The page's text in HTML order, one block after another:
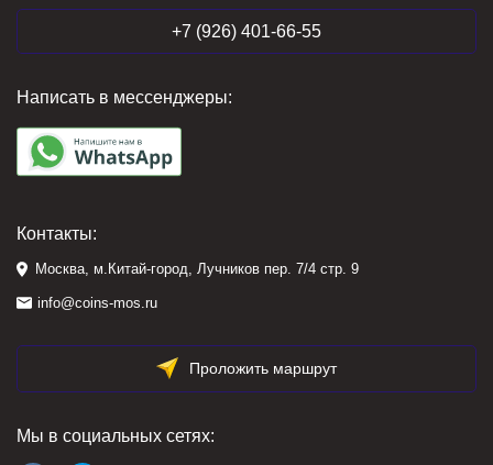
+7 (926) 401-66-55
Написать в мессенджеры:
Контакты:
Москва, м.Китай-город, Лучников пер. 7/4 стр. 9
info@coins-mos.ru
Проложить маршрут
Мы в социальных сетях: